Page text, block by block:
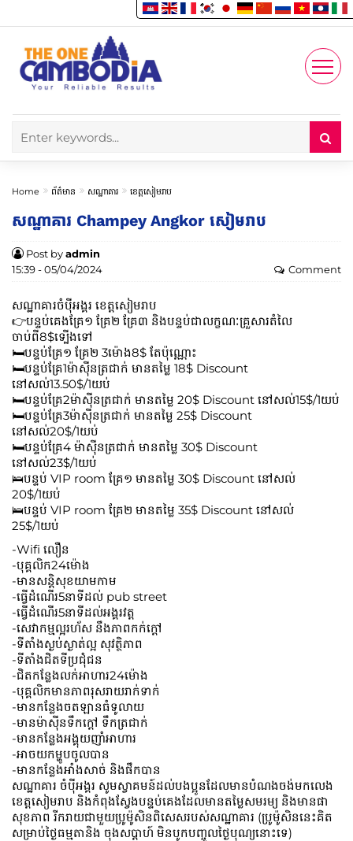
Account
Enjoy
Home ព័ត៌មាន សណ្ឋាគារ ខេត្តសៀមរាប
សណ្ឋាគារ Champey Angkor សៀមរាប
Post byadmin
15:39 - 05/04/2024
Comment
សណ្ឋាគារចំបុីអង្គរ ខេត្តសៀមរាប
👉បន្ទប់គេងគ្រែ១ គ្រែ២ គ្រែ៣ និងបន្ទប់ជាលក្ខណៈគ្រួសារតំលៃ
ចាប់ពី8$ទ្បេីងទៅ
🛏️បន្ទប់គ្រែ១ គ្រែ២ 3ម៉ោង8$ តែប៉ុណ្ណោះ
🛏️បន្ទប់គ្រែ1ម៉ាស៊ីនត្រជាក់ មានតម្លៃ 18$ Discount
នៅសល់13.50$/1យប់
🛏️បន្ទប់គ្រែ2ម៉ាស៊ីនត្រជាក់ មានតម្លៃ 20$ Discount នៅសល់15$/1យប់
🛏️បន្ទប់គ្រែ3ម៉ាស៊ីនត្រជាក់ មានតម្លៃ 25$ Discount
នៅសល់20$/1យប់
🛏️បន្ទប់គ្រែ4 ម៉ាស៊ីនត្រជាក់ មានតម្លៃ 30$ Discount
នៅសល់23$/1យប់
🛌បន្ទប់ VIP room គ្រែ១ មានតម្លៃ 30$ Discount នៅសល់
20$/1យប់
🛌បន្ទប់ VIP room គ្រែ២ មានតម្លៃ 35$ Discount នៅសល់
25$/1យប់
-Wifi លឿន
-បុគ្គលិក24ម៉ោង
-មានសន្តិសុខយាមកាម
-ធ្វើដំណើរ5នាទីដល់ pub street
-ធ្វើដំណើរ5នាទីដល់អង្គរវត្ត
-សេវាកម្មល្អរហ័ស នឹងភាពកក់ក្ដៅ
-ទីតាំងស្ងប់ស្ងាត់ល្អ សុវត្ថិភាព
-ទីតាំងជិតទីប្រជុំជន
-ជិតកន្លែងលក់អាហារ24ម៉ោង
-បុគ្គលិកមានភាពរុសរាយរាក់ទាក់
-មានកន្លែងចតឡានធំទូលាយ
-មានម៉ាស៊ីនទឹកក្ដៅ ទឹកត្រជាក់
-មានកន្លែងអង្គុយញាំអាហារ
-អាចយកម្ហូបចូលបាន
-មានកន្លែងអាំងសាច់ និងផឹកបាន
សណ្ឋាគារ ចំបុីអង្គរ សូមស្វាគមន៍ដល់បងប្អូនដែលមានបំណងចង់មកលេង
ខេត្តសៀមរាប និងកំពុងស្វែងបន្ទប់គេងដែលមានតម្លៃសមរម្យ និងមានផា
សុខភាព រីករាយជាមួយប្រូម៉ូសិនពិសេសរបស់សណ្ឋាគារ (ប្រូម៉ូសិននេះគិត
សម្រាប់ថ្ងៃធម្មតានិង ចុងសប្តាហ៍ មិនបូកបញ្ចូលថ្ងៃបុណ្យនោះទេ)